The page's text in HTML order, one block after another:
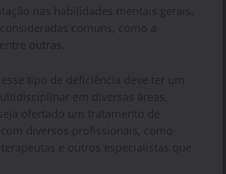
nas habilidades mentais gerais,
comuns, como a
outras.
tipo de deficiência deve ter um
em diversas áreas,
ofertado um tratamento de
diversos profissionais, como
e outros especialistas que